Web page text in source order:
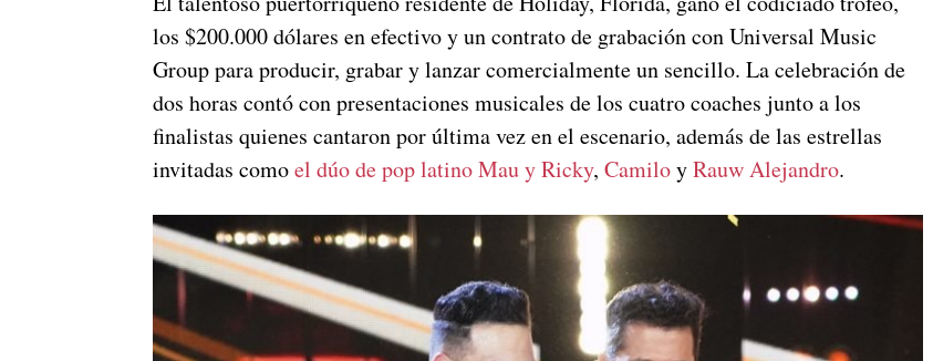
los $200.000 dólares en efectivo y un contrato de grabación con Universal Music
Group para producir, grabar y lanzar comercialmente un sencillo. La celebración de
dos horas contó con presentaciones musicales de los cuatro coaches junto a los
finalistas quienes cantaron por última vez en el escenario, además de las estrellas
invitadas comoel dúo de pop latinoMau y Ricky, CamiloyRauw Alejandro.